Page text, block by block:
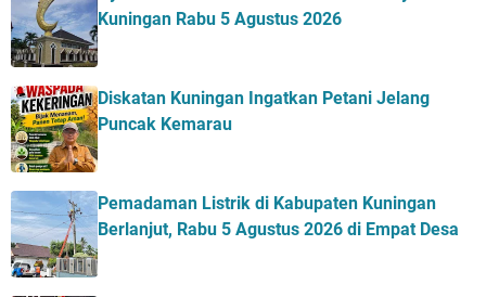
Kuningan Rabu 5 Agustus 2026
Diskatan Kuningan Ingatkan Petani Jelang
Puncak Kemarau
Pemadaman Listrik di Kabupaten Kuningan
Berlanjut, Rabu 5 Agustus 2026 di Empat Desa